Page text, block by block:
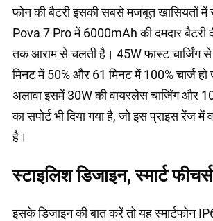
फोन की बैटरी इसकी सबसे मजबूत खासियतों
Pova 7 Pro में 6000mAh की दमदार बैटरी
तक आराम से चलती है। 45W फास्ट चार्जिंग से
मिनट में 50% और 61 मिनट में 100% चार्ज
अलावा इसमें 30W की वायरलेस चार्जिंग और
का सपोर्ट भी दिया गया है, जो इस प्राइस रेंज में
है।
स्टाइलिश डिजाइन, स्मार्ट
इसके डिजाइन की बात करें तो यह स्मार्टफोन